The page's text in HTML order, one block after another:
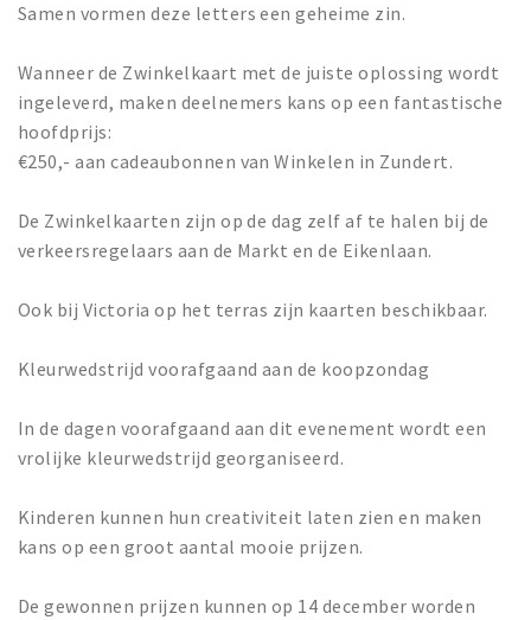
Samen vormen deze letters een geheime zin.
Wanneer de Zwinkelkaart met de juiste oplossing wordt
ingeleverd, maken deelnemers kans op een fantastische
hoofdprijs:
€250,- aan cadeaubonnen van Winkelen in Zundert.
De Zwinkelkaarten zijn op de dag zelf af te halen bij de
verkeersregelaars aan de Markt en de Eikenlaan.
Ook bij Victoria op het terras zijn kaarten beschikbaar.
Kleurwedstrijd voorafgaand aan de koopzondag
In de dagen voorafgaand aan dit evenement wordt een
vrolijke kleurwedstrijd georganiseerd.
Kinderen kunnen hun creativiteit laten zien en maken
kans op een groot aantal mooie prijzen.
De gewonnen prijzen kunnen op 14 december worden